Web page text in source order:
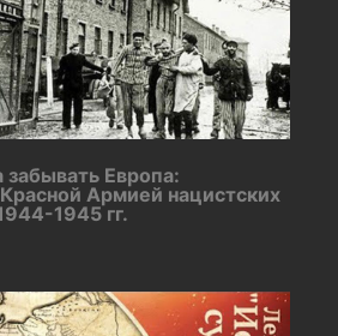
Европа:
Армией нацистских
1945 гг.